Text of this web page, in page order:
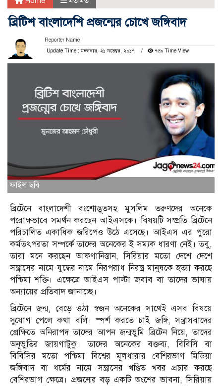
ব্রিটিশ বাংলাদেশি প্রজন্মের চোখে জঙ্গিবাদ
Reporter Name
Update Time : মঙ্গলবার, ২১ নভেম্বর, ২০১৭
৭৫৯ Time View
ফাইল ছবি
ব্রিটেনে বাংলাদেশী বংশোদ্ভূতসহ মুসলিম তরুণদের অনেকে
পরোক্ষভাবে সমর্থন করছেন আইএসকে। বিষয়টি সম্প্রতি ব্রিটেনে
পরিচালিত একাধিক জরিপেও উঠে এসেছে। আইএস এর পুরো
কর্মতৎপরতা সম্পর্কে তাদের অনেকের ই সম্যক ধারণা নেই। তবু,
তারা মনে করছেন আফগানিস্তান, সিরিয়ার মতো দেশে দেশে
সন্ত্রাসের নামে যুদ্ধের নামে নিরপরাধ নিরস্ত্র মানুষকে হত্যা করছে
পশ্চিমা শক্তি। এক্ষেত্রে আইএস পাল্টা জবাব বা তাদের ভাষায়
অন্যায়ের প্রতিবাদ জানাচ্ছে।
ব্রিটেনে জন্ম, বেড়ে ওঠা স্বজন অনেকের সাথেই এসব বিষয়ে
সুযোগ পেলে কথা বলি। স্পর্শ করতে চাই জঙ্গি, সন্ত্রাসবাদের
প্রেক্ষিতে অনিরাপদ তাদের আপন জন্মভুমি ব্রিটেন নিয়ে, তাদের
অনূভুতির জায়গাটুকু। তাদের অনেকের বক্তব্য, বিবিসি বা
বিবিসির মতো পশ্চিমা বিশ্বের মূলধারার বেশিরভাগ মিডিয়া
জঙ্গিবাদ বা ধর্মের নামে সন্ত্রাসের খণ্ডিত খবর প্রচার করছে
বেশিরভাগ ক্ষেত্রে। প্রজন্মের বড় একটি অংশের ভাবনা, সিরিয়ায়